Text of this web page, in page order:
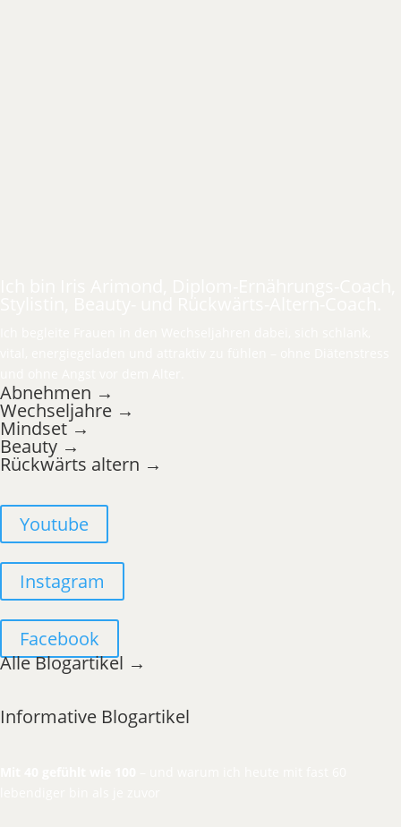
Abnehmen →
Wechseljahre →
Mindset →
Beauty →
Rückwärts altern →
Youtube
Instagram
Facebook
Alle Blogartikel →
Informative Blogartikel